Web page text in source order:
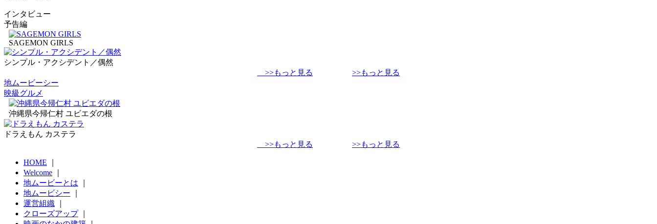
インタビュー
予告編
SAGEMON GIRLS
シンプル・アクシデント／偶然
>>もっと見る
>>もっと見る
地ムービーシー
映級グルメ
沖縄県今帰仁村 ユビエダの根
ドラえもん カステラ
>>もっと見る
>>もっと見る
HOME
Welcome
地ムービーとは
地ムービシー
運営組織
クローズアップ｜